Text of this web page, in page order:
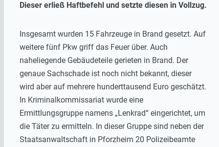
Dieser erließ Haftbefehl und setzte diesen in Vollzug.
Insgesamt wurden 15 Fahrzeuge in Brand gesetzt. Auf
weitere fünf Pkw griff das Feuer über. Auch
naheliegende Gebäudeteile gerieten in Brand. Der
genaue Sachschade ist noch nicht bekannt, dieser
wird aber auf mehrere hunderttausend Euro geschätzt.
In Kriminalkommissariat wurde eine
Ermittlungsgruppe namens „Lenkrad“ eingerichtet, um
die Täter zu ermitteln. In dieser Gruppe sind neben der
Staatsanwaltschaft in Pforzheim 20 Polizeibeamte